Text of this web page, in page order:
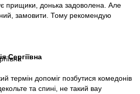
прищики, донька задоволена. Але
замовити. Тому рекомендую
Сергіївна
термін допоміг позбутися комедонів
та спині, не такий вау